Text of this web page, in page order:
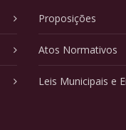
Proposições
Atos Normativos
Leis Municipais e